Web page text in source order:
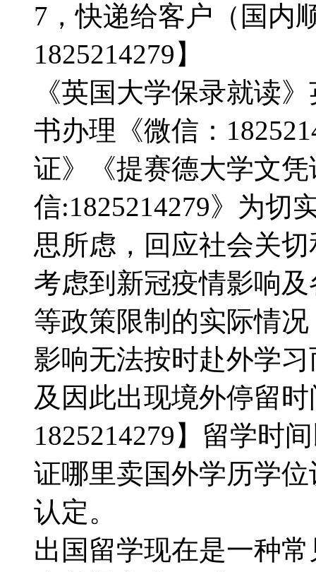
7，快递给客户（国内
1825214279】
《英国大学保录就读
书办理《微信：
证》《提赛德大学文
信:1825214279》为切
思所虑，回应社会关切
考虑到新冠疫情影响
等政策限制的实际情
影响无法按时赴外学
及因此出现境外停留
1825214279】留学时
证哪里卖国外学历学
认定。
出国留学现在是一种